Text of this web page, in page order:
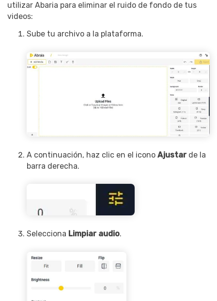
utilizar Abaria para eliminar el ruido de fondo de tus
videos:
Sube tu archivo a la plataforma.
A continuación, haz clic en el icono Ajustarde la
barra derecha.
Selecciona Limpiar audio.